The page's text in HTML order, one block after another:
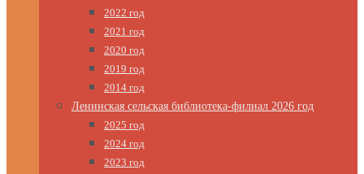
2022 год
2021 год
2020 год
2019 год
2014 год
Ленинская сельская библиотека-филиал 2026 год
2025 год
2024 год
2023 год